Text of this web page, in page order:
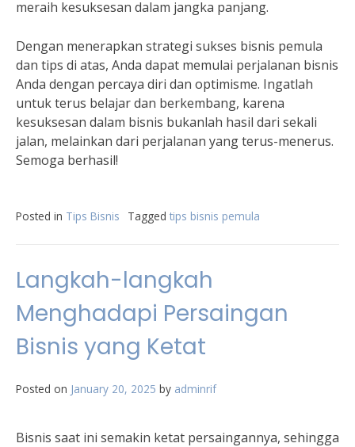
meraih kesuksesan dalam jangka panjang.
Dengan menerapkan strategi sukses bisnis pemula
dan tips di atas, Anda dapat memulai perjalanan bisnis
Anda dengan percaya diri dan optimisme. Ingatlah
untuk terus belajar dan berkembang, karena
kesuksesan dalam bisnis bukanlah hasil dari sekali
jalan, melainkan dari perjalanan yang terus-menerus.
Semoga berhasil!
Posted in Tips Bisnis Tagged tips bisnis pemula
Langkah-langkah
Menghadapi Persaingan
Bisnis yang Ketat
Posted on January 20, 2025 by adminrif
Bisnis saat ini semakin ketat persaingannya, sehingga